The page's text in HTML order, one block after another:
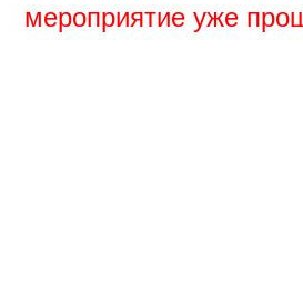
мероприятие уже